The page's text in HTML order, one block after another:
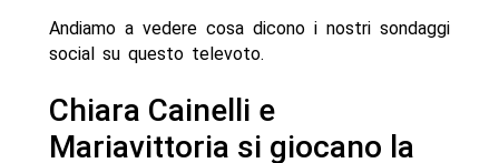
Andiamo a vedere cosa dicono i nostri sondaggi
social su questo televoto.
Chiara Cainelli e
Mariavittoria si giocano la